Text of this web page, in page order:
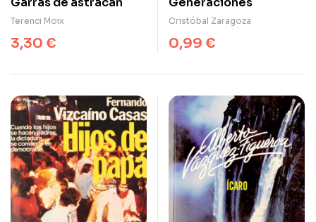
Terenci Moix
3,30 €
Cristóbal Zaragoza
0,99 €